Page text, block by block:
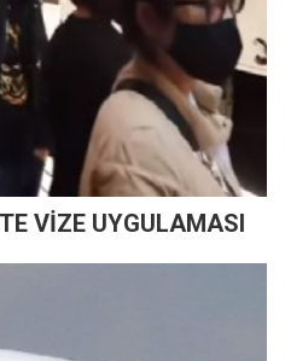
VİZE UYGULAMASI